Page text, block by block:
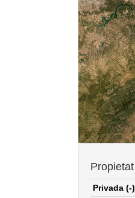
Propietat
Privada (-)